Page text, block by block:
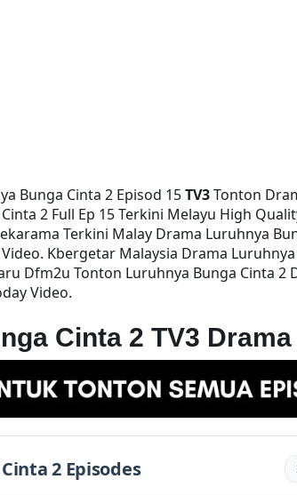
Bunga Cinta 2 Episod 15TV3Tonton
2 Full Ep 15 Terkini Melayu High
Terkini Malay Drama Luruhnya
Kbergetar Malaysia Drama
Dfm2u Tonton Luruhnya Bunga Cinta 2
Video.
Cinta 2 TV3 Drama
2 Episodes